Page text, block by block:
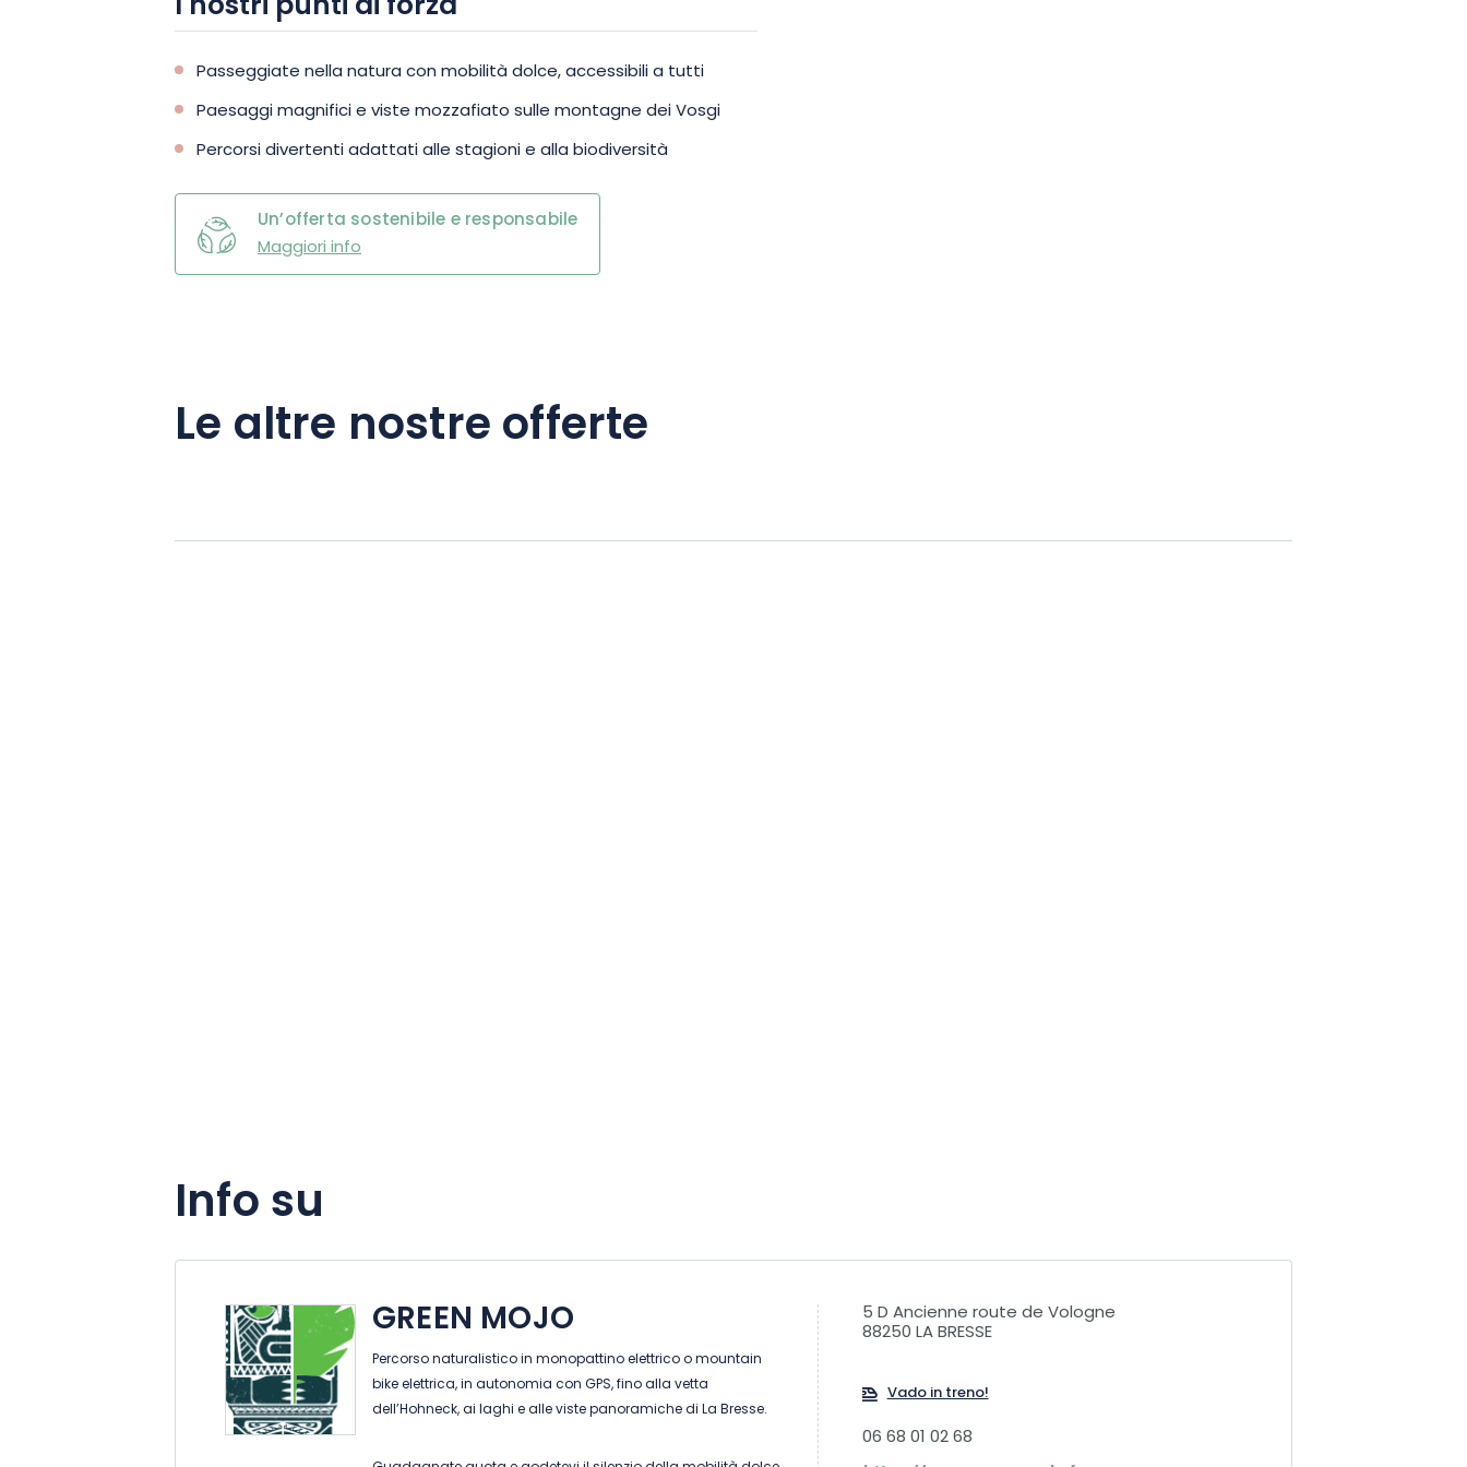
Passeggiate nella natura con mobilità dolce, accessibili a tutti
Paesaggi magnifici e viste mozzafiato sulle montagne dei Vosgi
Percorsi divertenti adattati alle stagioni e alla biodiversità
Un’offerta sostenibile e responsabile
Maggiori info
Le altre nostre offerte
Info su
GREEN MOJO
Percorso naturalistico in monopattino elettrico o mountain
bike elettrica, in autonomia con GPS, fino alla vetta
dell’Hohneck, ai laghi e alle viste panoramiche di La Bresse.
5 D Ancienne route de Vologne
88250 LA BRESSE
Vado in treno!
06 68 01 02 68